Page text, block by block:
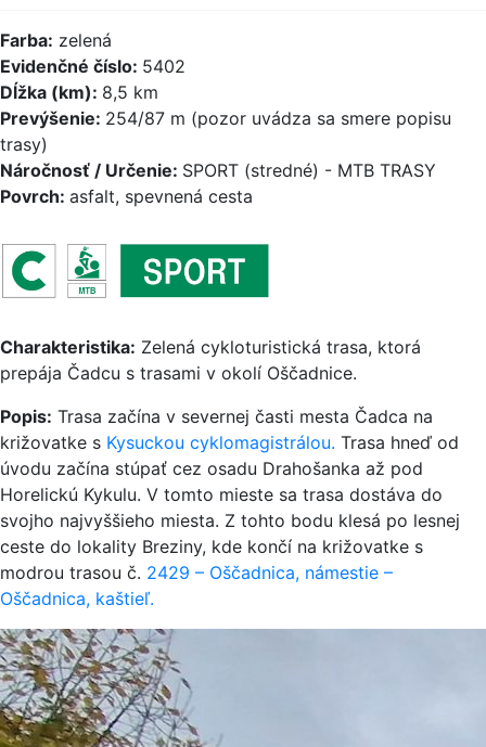
Farba: zelená
Evidenčné číslo: 5402
Dĺžka (km): 8,5 km
Prevýšenie: 254/87 m (pozor uvádza sa smere popisu
trasy)
Náročnosť / Určenie: SPORT (stredné) - MTB TRASY
Povrch: asfalt, spevnená cesta
Charakteristika: Zelená cykloturistická trasa, ktorá
prepája Čadcu s trasami v okolí Oščadnice.
Popis: Trasa začína v severnej časti mesta Čadca na
križovatke s Kysuckou cyklomagistrálou. Trasa hneď od
úvodu začína stúpať cez osadu Drahošanka až pod
Horelickú Kykulu. V tomto mieste sa trasa dostáva do
svojho najvyššieho miesta. Z tohto bodu klesá po lesnej
ceste do lokality Breziny, kde končí na križovatke s
modrou trasou č. 2429 – Oščadnica, námestie –
Oščadnica, kaštieľ.